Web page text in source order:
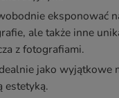
eksponować
ale także inne
z fotografiami.
jako wyjątkowe
estetyką.